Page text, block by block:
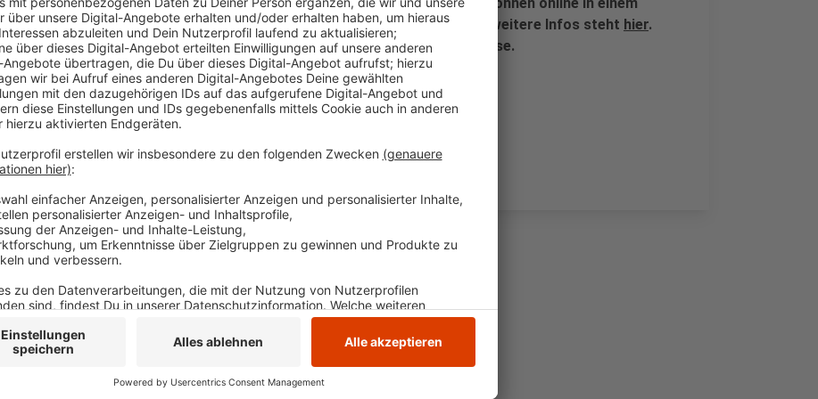
Aktionskalender eingetragen werden. Der Link dazu und für weitere Infos steht hier.
Den Teilnehmern und Teilnehmerinnen winken attraktive Preise.
Veröffentlicht:Montag, 05.05.2025 16:45
Anzeige